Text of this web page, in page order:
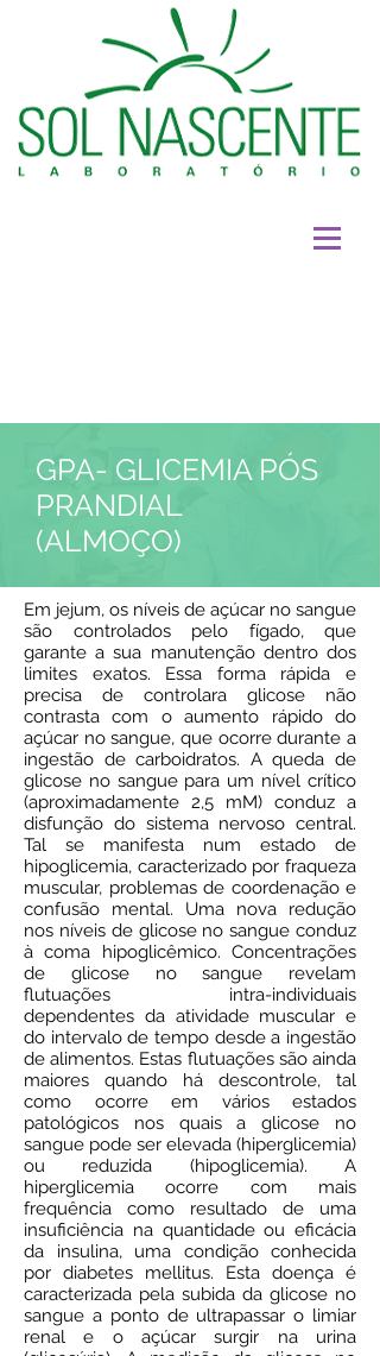
GPA- GLICEMIA PÓS
PRANDIAL
(ALMOÇO)
Em jejum, os níveis de açúcar no sangue
são controlados pelo fígado, que
garante a sua manutenção dentro dos
limites exatos. Essa forma rápida e
precisa de controlara glicose não
contrasta com o aumento rápido do
açúcar no sangue, que ocorre durante a
ingestão de carboidratos. A queda de
glicose no sangue para um nível crítico
(aproximadamente 2,5 mM) conduz a
disfunção do sistema nervoso central.
Tal se manifesta num estado de
hipoglicemia, caracterizado por fraqueza
muscular, problemas de coordenação e
confusão mental. Uma nova redução
nos níveis de glicose no sangue conduz
à coma hipoglicêmico. Concentrações
de glicose no sangue revelam
flutuações intra-individuais
dependentes da atividade muscular e
do intervalo de tempo desde a ingestão
de alimentos. Estas flutuações são ainda
maiores quando há descontrole, tal
como ocorre em vários estados
patológicos nos quais a glicose no
sangue pode ser elevada (hiperglicemia)
ou reduzida (hipoglicemia). A
hiperglicemia ocorre com mais
frequência como resultado de uma
insuficiência na quantidade ou eficácia
da insulina, uma condição conhecida
por diabetes mellitus. Esta doença é
caracterizada pela subida da glicose no
sangue a ponto de ultrapassar o limiar
renal e o açúcar surgir na urina